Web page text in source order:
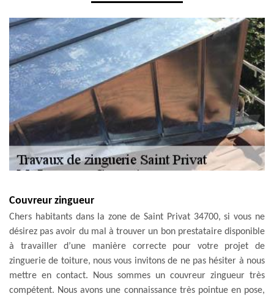
Couvreur zingueur
Chers habitants dans la zone de Saint Privat 34700, si vous ne
désirez pas avoir du mal à trouver un bon prestataire disponible
à travailler d’une manière correcte pour votre projet de
zinguerie de toiture, nous vous invitons de ne pas hésiter à nous
mettre en contact. Nous sommes un couvreur zingueur très
compétent. Nous avons une connaissance très pointue en pose,